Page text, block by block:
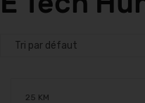
25 KM